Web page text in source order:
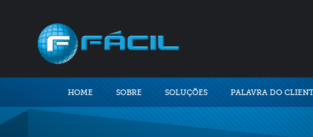
HOME SOBRE SOLUÇÕES PALAVRA DO